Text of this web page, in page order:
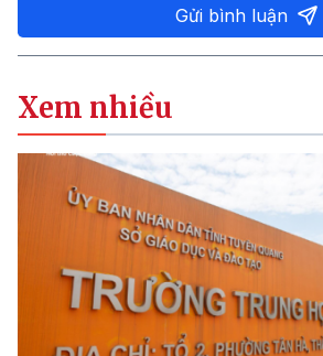
Gửi bình luận
Xem nhiều